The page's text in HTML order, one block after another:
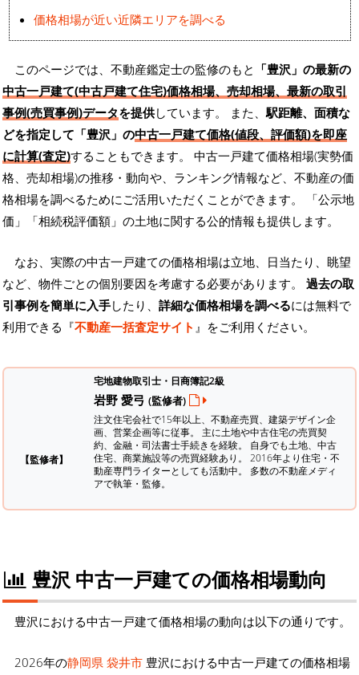
価格相場が近い近隣エリアを調べる
このページでは、不動産鑑定士の監修のもと 「豊沢」の最新の
中古一戸建て(中古戸建て住宅)価格相場、売却相場、最新の取引
事例(売買事例)データを提供しています。 また、駅距離、面積な
どを指定して「豊沢」の中古一戸建て価格(値段、評価額)を即座
に計算(査定)することもできます。 中古一戸建て価格相場(実勢価
格、売却相場)の推移・動向や、ランキング情報など、不動産の価
格相場を調べるためにご活用いただくことができます。
「公示地
価」「相続税評価額」の土地に関する公的情報も提供します。
なお、実際の中古一戸建ての価格相場は立地、日当たり、眺望
など、物件ごとの個別要因を考慮する必要があります。 過去の取
引事例を簡単に入手したり、 詳細な価格相場を調べるには無料で
利用できる『不動産一括査定サイト 』をご利用ください。
【監修者】
宅地建物取引士・日商簿記2級
岩野 愛弓 (監修者)
注文住宅会社で15年以上、不動産売買、建築デザイン企
画、営業企画等に従事。 主に土地や中古住宅の売買契
約、金融・司法書士手続きを経験。 自身でも土地、中古
住宅、商業施設等の売買経験あり。 2016年より住宅・不
動産専門ライターとしても活動中。 多数の不動産メディ
アで執筆・監修。
豊沢 中古一戸建ての価格相場動向
豊沢における中古一戸建て価格相場の動向は以下の通りです。
2026年の静岡県 袋井市 豊沢における中古一戸建ての価格相場